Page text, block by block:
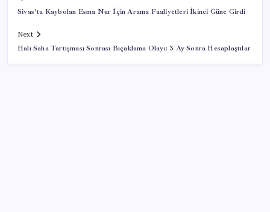
Sivas’ta Kaybolan Esma Nur İçin Arama Faaliyetleri İkinci Güne Girdi
Next
Halı Saha Tartışması Sonrası Bıçaklama Olayı: 3 Ay Sonra Hesaplaştılar